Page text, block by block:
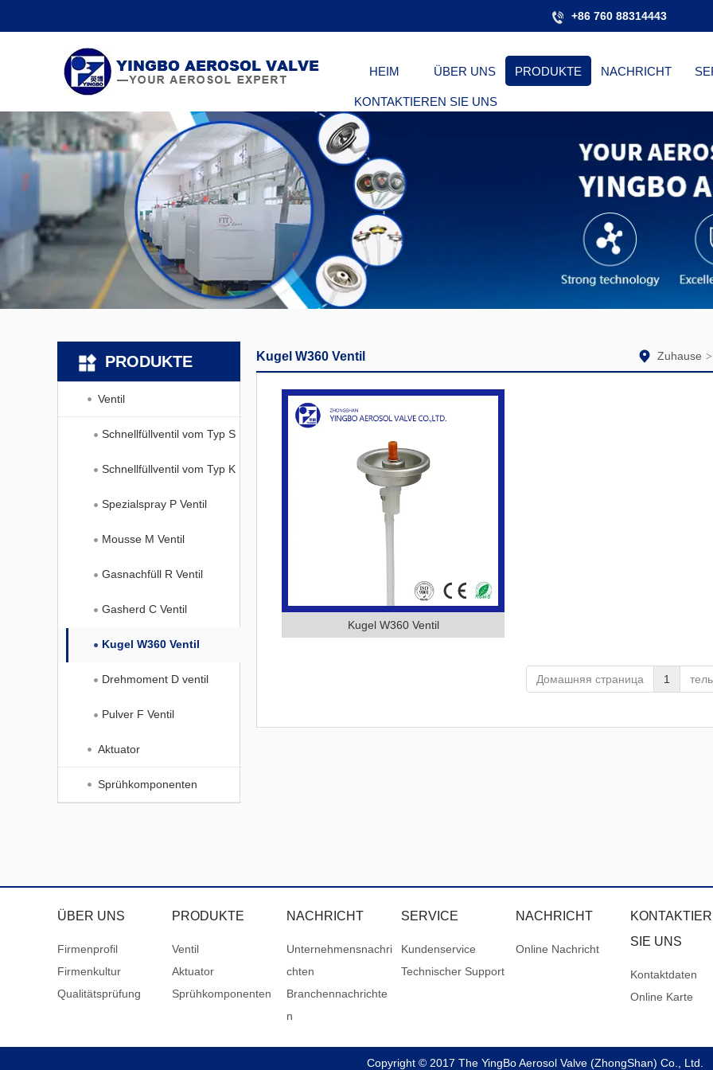
+86 760 88314443
HEIM ÜBER UNS PRODUKTE NACHRICHT
KONTAKTIEREN SIE UNS
PRODUKTE
Ventil
Schnellfüllventil vom Typ S
Schnellfüllventil vom Typ K
Spezialspray P Ventil
Mousse M Ventil
Gasnachfüll R Ventil
Gasherd C Ventil
Kugel W360 Ventil
Drehmoment D ventil
Pulver F Ventil
Aktuator
Sprühkomponenten
Kugel W360 Ventil Zuhause >
Kugel W360 Ventil
Домашняя страница 1
ÜBER UNS
Firmenprofil
Firmenkultur
Qualitätsprüfung
PRODUKTE
Ventil
Aktuator
Sprühkomponenten
NACHRICHT
Unternehmensnachri
chten
Branchennachrichte
n
SERVICE
Kundenservice
Technischer Support
NACHRICHT
Online Nachricht
SIE UNS
Kontaktdaten
Online Karte
Copyright © 2017 The YingBo Aerosol Valve (ZhongShan) Co., Ltd.